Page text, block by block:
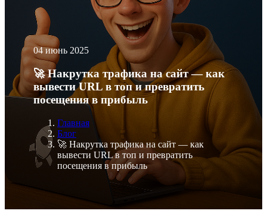
04 июнь 2025
🚀 Накрутка трафика на сайт — как
вывести URL в топ и превратить
посещения в прибыль
Главная
Блог
🚀 Накрутка трафика на сайт — как
вывести URL в топ и превратить
посещения в прибыль